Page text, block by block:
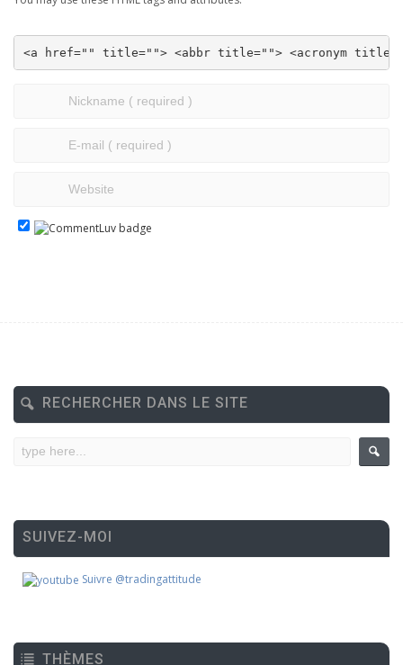
<a href="" title=""> <abbr title=""> <acronym
RECHERCHER DANS LE SITE
SUIVEZ-MOI
Suivre @tradingattitude
THÈMES